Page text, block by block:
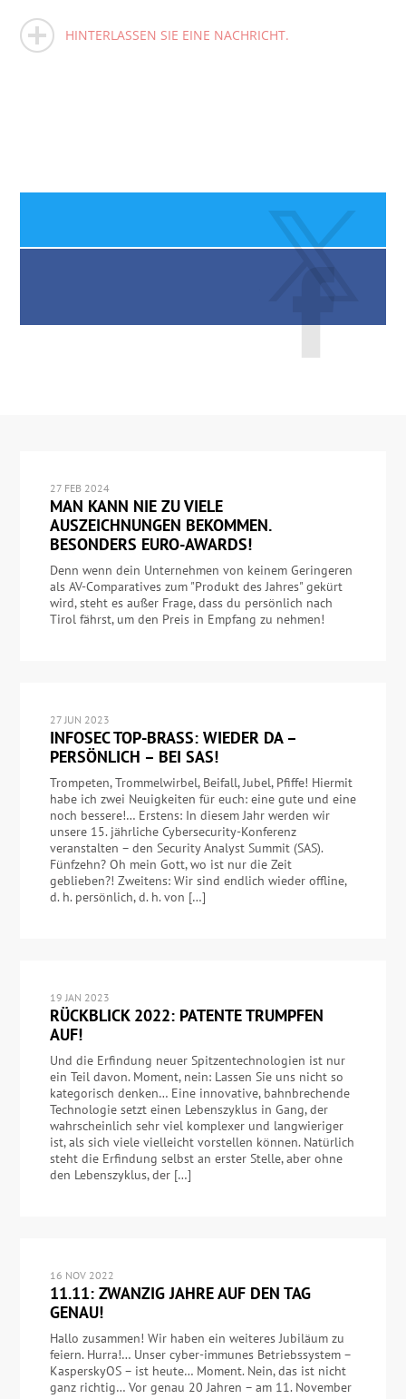
HINTERLASSEN SIE EINE NACHRICHT.
27 FEB 2024
MAN KANN NIE ZU VIELE
AUSZEICHNUNGEN BEKOMMEN.
BESONDERS EURO-AWARDS!
Denn wenn dein Unternehmen von keinem Geringeren
als AV-Comparatives zum "Produkt des Jahres" gekürt
wird, steht es außer Frage, dass du persönlich nach
Tirol fährst, um den Preis in Empfang zu nehmen!
27 JUN 2023
INFOSEC TOP-BRASS: WIEDER DA –
PERSÖNLICH – BEI SAS!
Trompeten, Trommelwirbel, Beifall, Jubel, Pfiffe! Hiermit
habe ich zwei Neuigkeiten für euch: eine gute und eine
noch bessere!… Erstens: In diesem Jahr werden wir
unsere 15. jährliche Cybersecurity-Konferenz
veranstalten – den Security Analyst Summit (SAS).
Fünfzehn? Oh mein Gott, wo ist nur die Zeit
geblieben?! Zweitens: Wir sind endlich wieder offline,
d. h. persönlich, d. h. von […]
19 JAN 2023
RÜCKBLICK 2022: PATENTE TRUMPFEN
AUF!
Und die Erfindung neuer Spitzentechnologien ist nur
ein Teil davon. Moment, nein: Lassen Sie uns nicht so
kategorisch denken… Eine innovative, bahnbrechende
Technologie setzt einen Lebenszyklus in Gang, der
wahrscheinlich sehr viel komplexer und langwieriger
ist, als sich viele vielleicht vorstellen können. Natürlich
steht die Erfindung selbst an erster Stelle, aber ohne
den Lebenszyklus, der […]
16 NOV 2022
11.11: ZWANZIG JAHRE AUF DEN TAG
GENAU!
Hallo zusammen! Wir haben ein weiteres Jubiläum zu
feiern. Hurra!… Unser cyber-immunes Betriebssystem –
KasperskyOS – ist heute… Moment. Nein, das ist nicht
ganz richtig… Vor genau 20 Jahren – am 11. November